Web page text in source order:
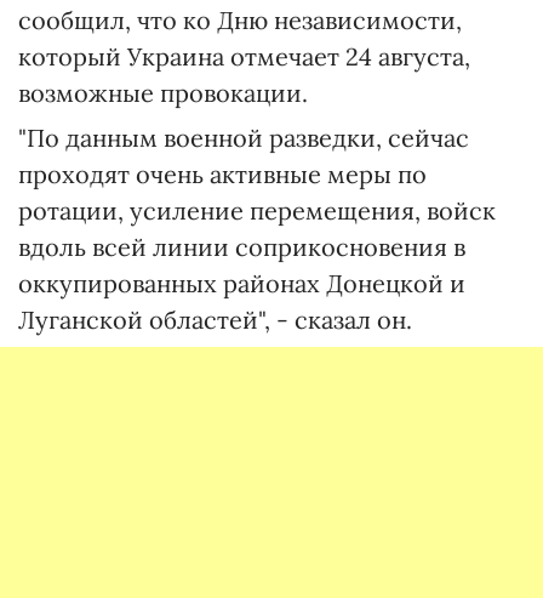
сообщил, что ко Дню независимости,
который Украина отмечает 24 августа,
возможные провокации.
"По данным военной разведки, сейчас
проходят очень активные меры по
ротации, усиление перемещения, войск
вдоль всей линии соприкосновения в
оккупированных районах Донецкой и
Луганской областей", - сказал он.